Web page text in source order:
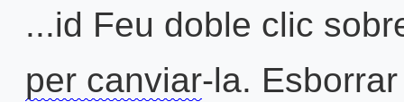
...id Feu doble clic
per canviar-la.